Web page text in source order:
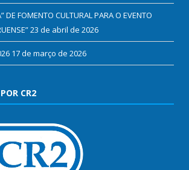
DE FOMENTO CULTURAL PARA O EVENTO
23 de abril de 2026
17 de março de 2026
CR2